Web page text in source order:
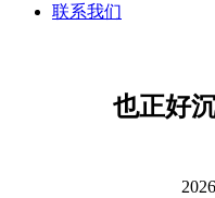
联系我们
也正好